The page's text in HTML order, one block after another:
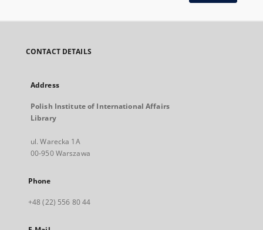
CONTACT DETAILS
Address
Polish Institute of International Affairs
Library
ul. Warecka 1A
00-950 Warszawa
Phone
+48 (22) 556 80 44